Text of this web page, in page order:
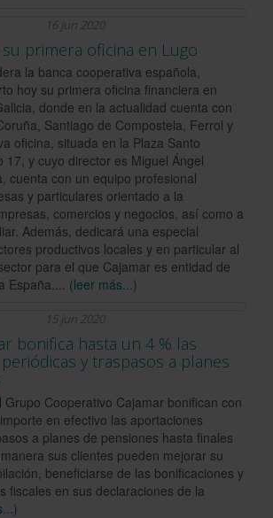
16 jun 2020
su primera oficina en Lugo
la banca cooperativa española,
hoy su primera oficina financiera en
donde en la actualidad cuenta con
Santiago de Compostela, Ferrol y
oficina, situada en la Plaza Santo
17, y cuyo director es Miguel Ángel
cuenta con un equipo profesional
y particulares orientado a la
comercios y negocios, así como a
Además, dedicará una especial
productivos locales y en particular al
para el que Cajamar es entidad de
España.... (leer más...)
15 jun 2020
bonifica hasta un 4 % las
y traspasos a planes
Grupo Cooperativo Cajamar bonifican con
en efectivo las aportaciones
a planes de pensiones hasta finales
sus clientes pueden mejorar su
beneficiarse de las bonificaciones y
fiscales en sus declaraciones de la